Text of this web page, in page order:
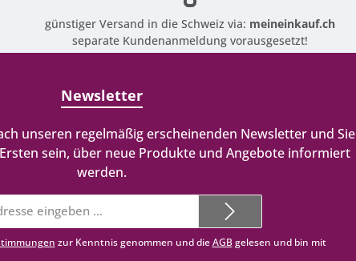
günstiger Versand in die Schweiz via: meineinkauf.ch
separate Kundenanmeldung vorausgesetzt!
Newsletter
unseren regelmäßig erscheinenden Newsletter und Sie
sein, über neue Produkte und Angebote informiert
werden.
Mail-
Adresse*
zur Kenntnis genommen und dieAGBgelesen und bin mit